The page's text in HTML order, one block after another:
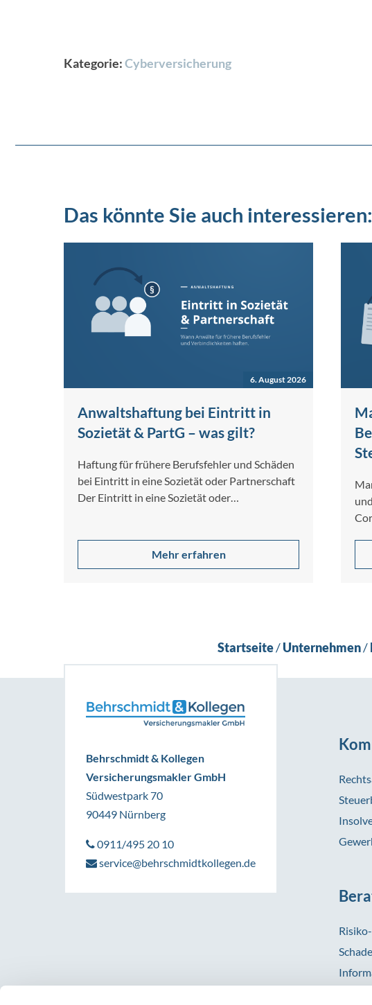
Kategorie:Cyberversicherung
Das könnte Sie auch interessieren:
6. August 2026
Anwaltshaftung bei Eintritt in
Sozietät & PartG – was gilt?
Haftung für frühere Berufsfehler und Schäden
bei Eintritt in eine Sozietät oder Partnerschaft
Der Eintritt in eine Sozietät oder
Mehr erfahren
Startseite/Unternehmen/
Behrschmidt & Kollegen
Versicherungsmakler GmbH
Südwestpark 70
90449 Nürnberg
0911/495 20 10
service@behrschmidtkollegen.de